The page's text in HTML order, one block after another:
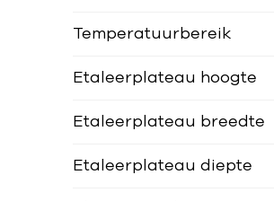
Temperatuurbereik
Etaleerplateau hoogte
Etaleerplateau breedte
Etaleerplateau diepte